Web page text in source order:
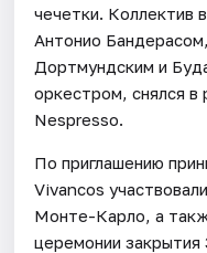
чечетки. Коллектив
Антонио
Дортмундским и
оркестром, снялся
Nespresso.
По приглашению
Vivancos
Монте-Карло, а
церемонии закрытия